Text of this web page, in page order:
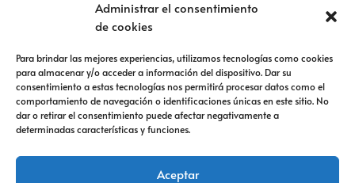
Administrar el consentimiento
de cookies
Para brindar las mejores experiencias, utilizamos tecnologías como cookies
para almacenar y/o acceder a información del dispositivo. Dar su
consentimiento a estas tecnologías nos permitirá procesar datos como el
comportamiento de navegación o identificaciones únicas en este sitio. No
dar o retirar el consentimiento puede afectar negativamente a
determinadas características y funciones.
Aceptar
Política de privacidad
Política de devolución
Política de devolución
Política de devolución